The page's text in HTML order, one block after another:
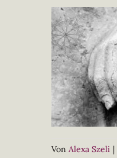
Von Alexa Szeli |